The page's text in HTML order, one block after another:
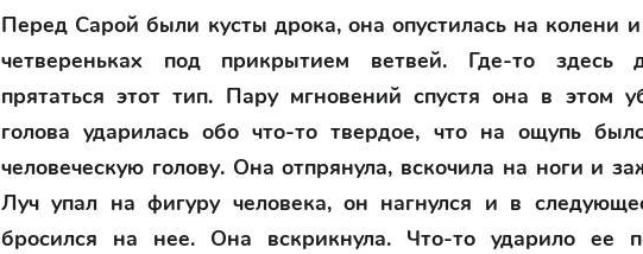
Перед Сарой были кусты дрока, она опустилась на колени
четвереньках под прикрытием ветвей. Где-то здесь
прятаться этот тип. Пару мгновений спустя она в этом
голова ударилась обо что-то твердое, что на ощупь
человеческую голову. Она отпрянула, вскочила на ноги и
Луч упал на фигуру человека, он нагнулся и в
бросился на нее. Она вскрикнула. Что-то ударило ее